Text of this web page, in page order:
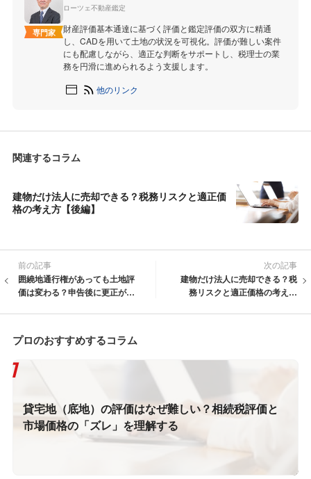
専門家
ローツェ不動産鑑定
財産評価基本通達に基づく評価と鑑定評価の双方に精通
し、CADを用いて土地の状況を可視化。評価が難しい案件
にも配慮しながら、適正な判断をサポートし、税理士の業
務を円滑に進められるよう支援します。
他のリンク
関連するコラム
建物だけ法人に売却できる？税務リスクと適正価
格の考え方【後編】
前の記事
囲繞地通行権があっても土地評
価は変わる？申告後に更正が認
次の記事
建物だけ法人に売却できる？税
務リスクと適正価格の考え方
プロのおすすめするコラム
貸宅地（底地）の評価はなぜ難しい？相続税評価と
市場価格の「ズレ」を理解する